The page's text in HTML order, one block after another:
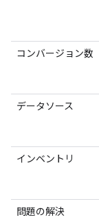
コンバージョン数
データソース
インベントリ
問題の解決